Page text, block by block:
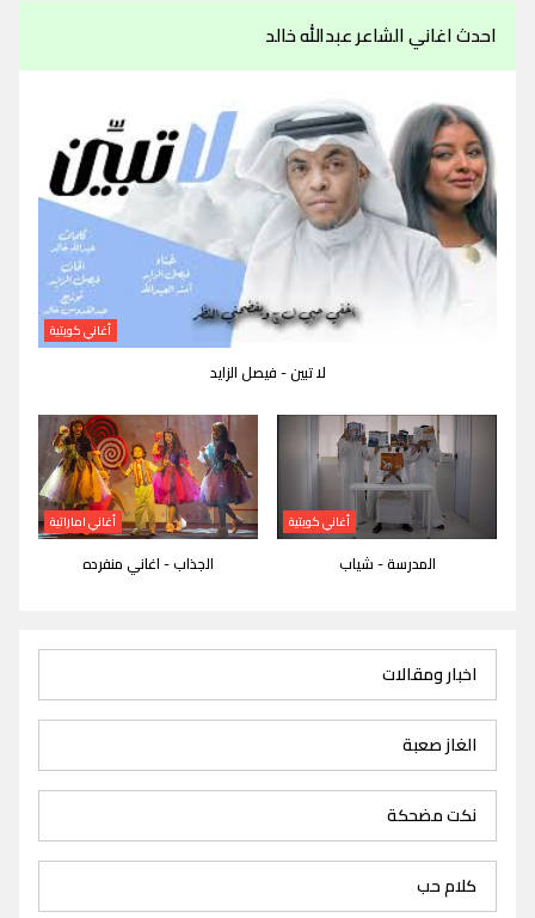
احدث اغاني الشاعر عبدالله خالد
أغاني كويتية
لا تبين - فيصل الزايد
أغاني كويتية
المدرسة - شياب
أغاني اماراتية
الجذاب - اغاني منفرده
اخبار ومقالات
الغاز صعبة
نكت مضحكة
كلام حب